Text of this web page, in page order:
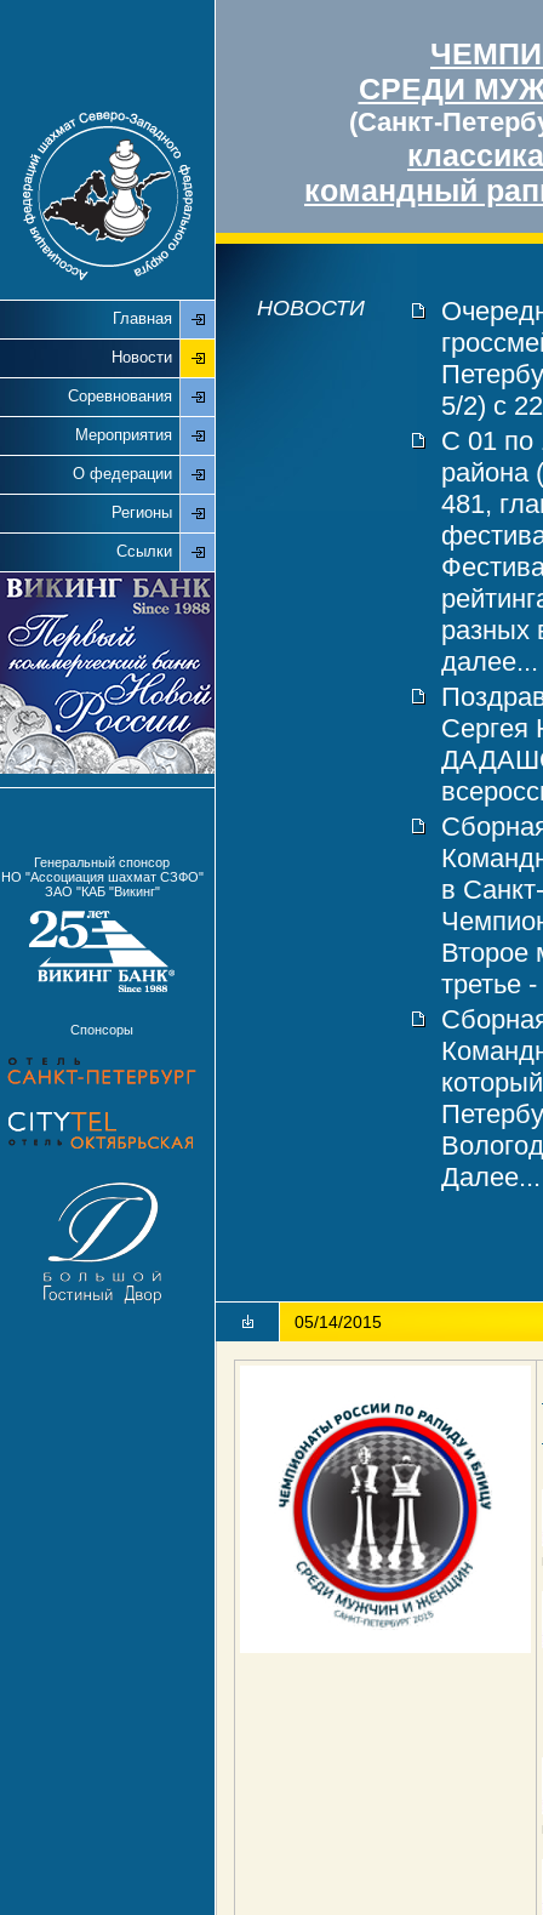
СРЕДИ
(Санкт-
классика
командный
Главная
Новости
Соревнования
Мероприятия
О федерации
Регионы
Ссылки
Генеральный спонсор
НО "Ассоциация шахмат СЗФО"
ЗАО "КАБ "Викинг"
Спонсоры
НОВОСТИ
5/2) с
С 01 по
района
481,
разных
далее...
в
Второе
третье
Далее...
05/14/2015